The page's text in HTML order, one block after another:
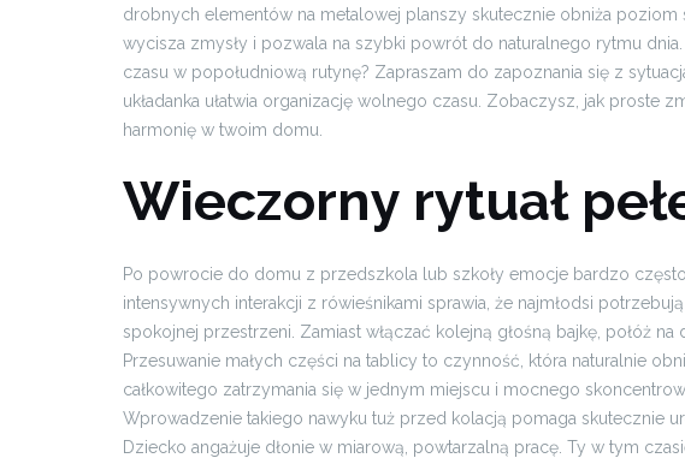
drobnych elementów na metalowej planszy skutecznie obniża poziom
wycisza zmysły i pozwala na szybki powrót do naturalnego rytmu
czasu w popołudniową rutynę? Zapraszam do zapoznania się z
układanka ułatwia organizację wolnego czasu. Zobaczysz, jak proste
harmonię w twoim domu.
Wieczorny rytuał
Po powrocie do domu z przedszkola lub szkoły emocje bardzo często
intensywnych interakcji z rówieśnikami sprawia, że najmłodsi
spokojnej przestrzeni. Zamiast włączać kolejną głośną bajkę, połóż na
Przesuwanie małych części na tablicy to czynność, która naturalnie
całkowitego zatrzymania się w jednym miejscu i mocnego
Wprowadzenie takiego nawyku tuż przed kolacją pomaga skutecznie
Dziecko angażuje dłonie w miarową, powtarzalną pracę. Ty w tym